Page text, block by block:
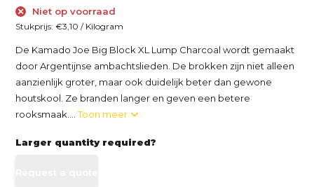
Niet op voorraad
Stukprijs:€3,10 / Kilogram
De Kamado Joe Big Block XL Lump Charcoal wordt gemaakt
door Argentijnse ambachtslieden. De brokken zijn niet alleen
aanzienlijk groter, maar ook duidelijk beter dan gewone
houtskool. Ze branden langer en geven een betere
rooksmaak....Toon meer
Larger quantity required?